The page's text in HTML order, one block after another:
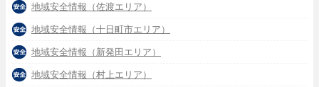
地域安全情報（佐渡エリア）
地域安全情報（十日町市エリア）
地域安全情報（新発田エリア）
地域安全情報（村上エリア）